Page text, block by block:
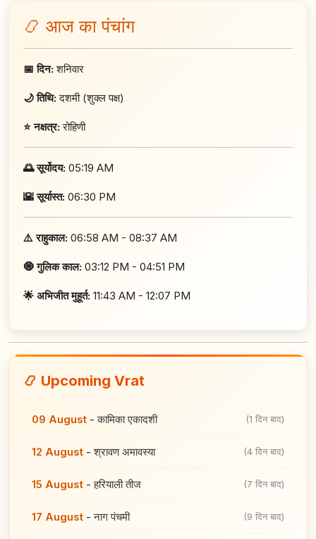
📿 आज का पंचांग
📅 दिन:शनिवार
🌙 तिथि:दशमी (शुक्ल पक्ष)
⭐ नक्षत्र:रोहिणी
🌅 सूर्योदय: 05:19 AM
🌇 सूर्यास्त: 06:30 PM
⚠️ राहुकाल: 06:58 AM - 08:37 AM
🧿 गुलिक काल: 03:12 PM - 04:51 PM
🌟 अभिजीत मुहूर्त: 11:43 AM - 12:07 PM
📿 Upcoming Vrat
09 August -कामिका एकादशी (1 दिन बाद)
12 August -श्रावण अमावस्या (4 दिन बाद)
15 August -हरियाली तीज (7 दिन बाद)
17 August -नाग पंचमी (9 दिन बाद)